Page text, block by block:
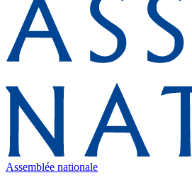
Assemblée nationale